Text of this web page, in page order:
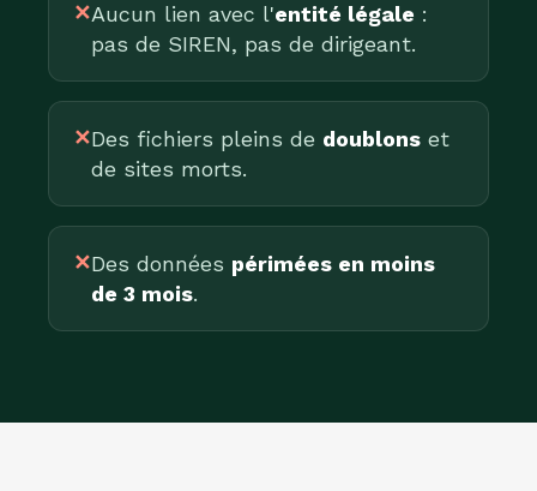
✕Aucun lien avec l'entité légale :
pas de SIREN, pas de dirigeant.
✕Des fichiers pleins de doublons et
de sites morts.
✕Des données périmées en moins
de 3 mois.